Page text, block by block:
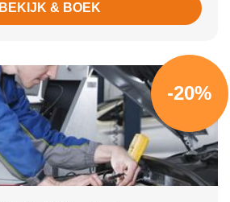
BEKIJK & BOEK
-20%